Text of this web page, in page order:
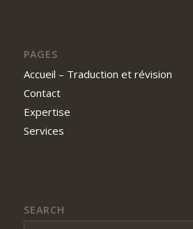
PAGES
Accueil – Traduction et révision
Contact
Expertise
Services
SEARCH